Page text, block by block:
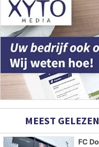
MEEST GELEZEN
FC